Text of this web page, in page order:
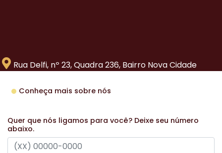
Rua Delfi, nº 23, Quadra 236, Bairro Nova Cidade
Conheça mais sobre nós
Quer que nós ligamos para você? Deixe seu número
abaixo.